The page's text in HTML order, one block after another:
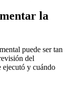
la
puede ser tan
del
ejecutó y cuándo